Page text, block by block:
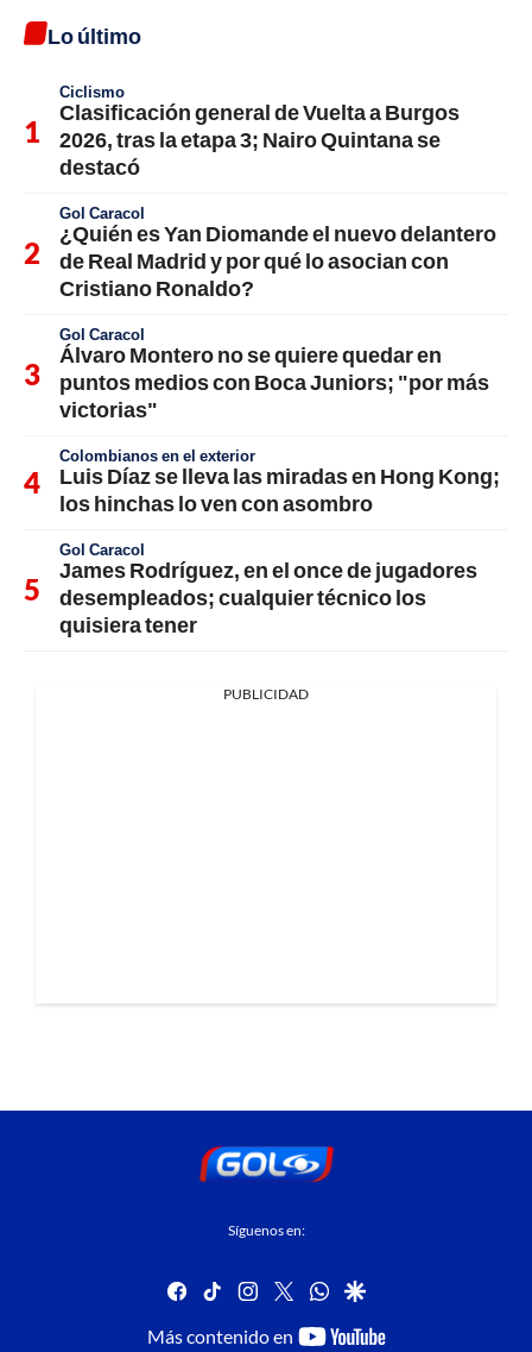
Lo último
Ciclismo
Clasificación general de Vuelta a Burgos
2026, tras la etapa 3; Nairo Quintana se
destacó
Gol Caracol
¿Quién es Yan Diomande el nuevo delantero
de Real Madrid y por qué lo asocian con
Cristiano Ronaldo?
Gol Caracol
Álvaro Montero no se quiere quedar en
puntos medios con Boca Juniors; "por más
victorias"
Colombianos en el exterior
Luis Díaz se lleva las miradas en Hong Kong;
los hinchas lo ven con asombro
Gol Caracol
James Rodríguez, en el once de jugadores
desempleados; cualquier técnico los
quisiera tener
PUBLICIDAD
Síguenos en:
facebook
tiktok instagram
twitterwhatsapp
google
Más contenido en
youtube-